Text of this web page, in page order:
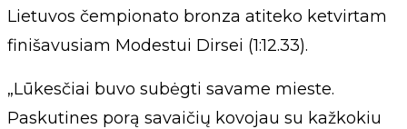
Lietuvos čempionato bronza atiteko ketvirtam
finišavusiam Modestui Dirsei (1:12.33).
„Lūkesčiai buvo subėgti savame mieste.
Paskutines porą savaičių kovojau su kažkokiu